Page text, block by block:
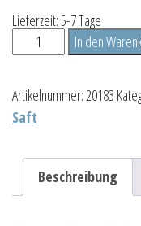
Lieferzeit:5-7 Tage
Sanddorn-
Sirup
Menge
In den
Artikelnummer: 20183
Saft
Beschreibung